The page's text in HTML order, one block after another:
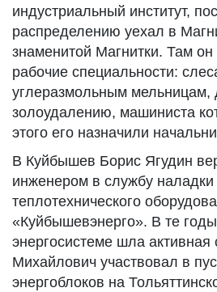
индустриальный институт,
распределению уехал в
знаменитой Магнитки. Там
рабочие специальности:
углеразмольным мельницам,
золоудалению, машиниста
этого его назначили
В Куйбышев Борис Ягудин
инженером в службу
теплотехнического
«Куйбышевэнерго». В те
энергосистеме шла активная
Михайлович участвовал в
энергоблоков на